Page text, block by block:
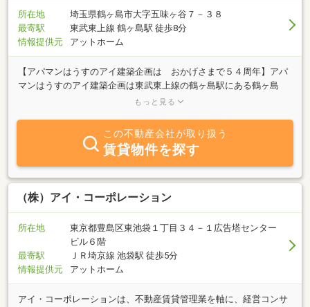
復業者がございます。不動産も出会いの１つです。１つ１つの出会
いを大切にしております。お客様のご来店スタッフ一同お待ちして
おります。
所在地
埼玉県鶴ヶ島市大字五味ヶ谷７－３８
最寄駅
東武東上線 鶴ヶ島駅 徒歩8分
情報提供元
アットホーム
【アパマンはうすのアイ建築企画は おかげさまで５４周年】アパ
マンはうすのアイ建築企画は東武東上線の鶴ヶ島駅にある鶴ヶ島
市・坂戸市の地元密着会社です。”明るく元気良く”常に笑顔をモッ
パートやマンションの他に駐車場も多数ご用意しておりますので、
ご相談・ご質問などお気軽にスタッフにお聞き下さい。皆様のお役
に立てるご提案をさせていただきます。明るい店内・明るいスタッ
フが皆様のお部屋探しをサポートいたします！！
もっと見る
この不動産会社が取り扱う
賃貸物件を探す
（株）アイ・コーポレーション
所在地
東京都豊島区東池袋１丁目３４－１広告塔センター
ビル６階
最寄駅
ＪＲ埼京線 池袋駅 徒歩5分
情報提供元
アットホーム
アイ・コーポレーションは、不動産賃貸管理業を軸に、経営コンサ